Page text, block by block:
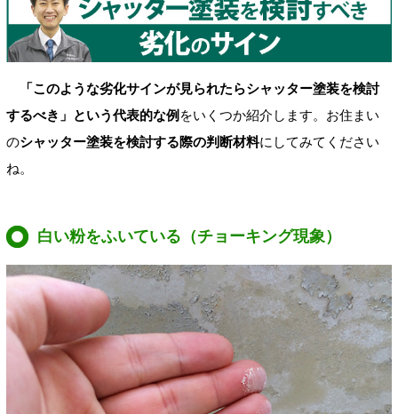
「このような劣化サインが見られたらシャッター塗装を検討
するべき」という代表的な例 をいくつか紹介します。お住まい
のシャッター塗装を検討する際の判断材料にしてみてください
ね。
白い粉をふいている（チョーキング現象）